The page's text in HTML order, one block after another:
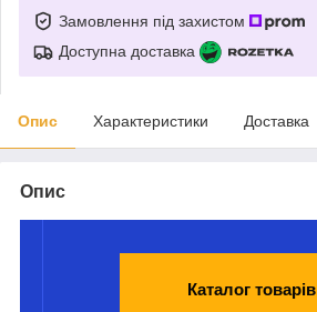
Замовлення під захистом
Доступна доставка
Опис Характеристики Доставка
Опис
Каталог товарів